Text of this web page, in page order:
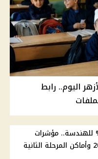
اليوم.. رابط
للطب و87.9% للهندسة.. مؤشرات